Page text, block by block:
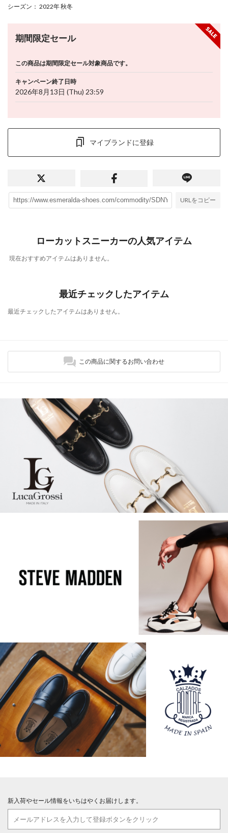
シーズン ： 2022年 秋冬
期間限定セール
この商品は期間限定セール対象商品です。
キャンペーン終了日時
2026年8月13日 (Thu) 23:59
マイブランドに登録
URLをコピー
ローカットスニーカーの人気アイテム
現在おすすめアイテムはありません。
最近チェックしたアイテム
最近チェックしたアイテムはありません。
この商品に関するお問い合わせ
新入荷やセール情報をいちはやくお届けします。